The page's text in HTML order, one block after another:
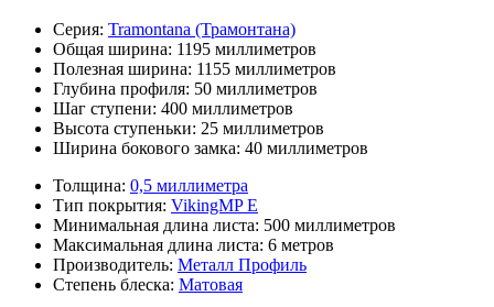
Серия: Tramontana (Трамонтана)
Общая ширина: 1195 миллиметров
Полезная ширина: 1155 миллиметров
Глубина профиля: 50 миллиметров
Шаг ступени: 400 миллиметров
Высота ступеньки: 25 миллиметров
Ширина бокового замка: 40 миллиметров
Толщина: 0,5 миллиметра
Тип покрытия: VikingMP E
Минимальная длина листа: 500 миллиметров
Максимальная длина листа: 6 метров
Производитель: Металл Профиль
Степень блеска: Матовая